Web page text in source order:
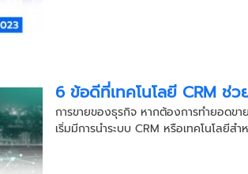
6 ข้อดีที่เทคโนโลยี CRM ช่ว
การขายของธุรกิจ หากต้องการทำยอดข
เริ่มมีการนำระบบ CRM หรือเทคโนโลยีสำ